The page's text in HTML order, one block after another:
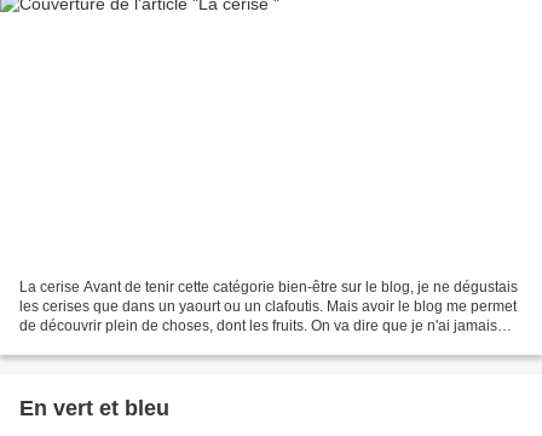
La cerise Avant de tenir cette catégorie bien-être sur le blog, je ne dégustais
les cerises que dans un yaourt ou un clafoutis. Mais avoir le blog me permet
de découvrir plein de choses, dont les fruits. On va dire que je n'ai jamais
En vert et bleu